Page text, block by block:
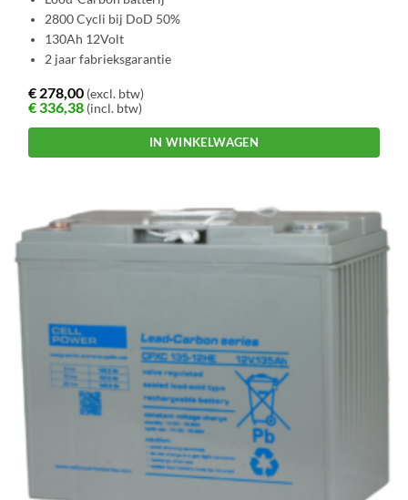
2800 Cycli bij DoD 50%
130Ah 12Volt
2 jaar fabrieksgarantie
€ 278,00 (excl. btw)
€336,38 (incl. btw)
IN WINKELWAGEN